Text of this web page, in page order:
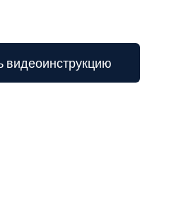
видеоинструкцию